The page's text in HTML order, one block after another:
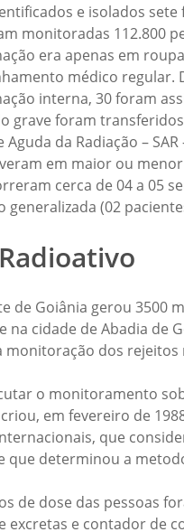
e isolados
monitoradas 112.800
era apenas em
médico regular.
interna, 30 foram
grave foram
Aguda da Radiação –
em maior ou
cerca de 04 a 05
generalizada (02
de Goiânia gerou 3500
na cidade de Abadia de
monitoração dos
o monitoramento
em fevereiro de
que
que determinou a
de dose das pessoas
excretas e contador de